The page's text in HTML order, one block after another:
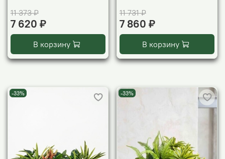
11 373 ₽
7 620 ₽
В корзину
11 731 ₽
7 860 ₽
В корзину
-33% -33%